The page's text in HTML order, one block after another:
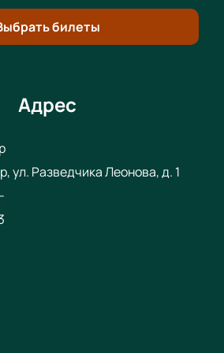
от выбранных мест.
бронируйте билеты заранее.
билеты
Адрес
ул. Разведчика Леонова, д. 1
-